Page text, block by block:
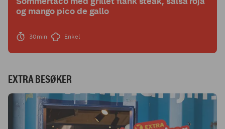
og mango pico de gallo
30min Enkel
EXTRA BESØKER